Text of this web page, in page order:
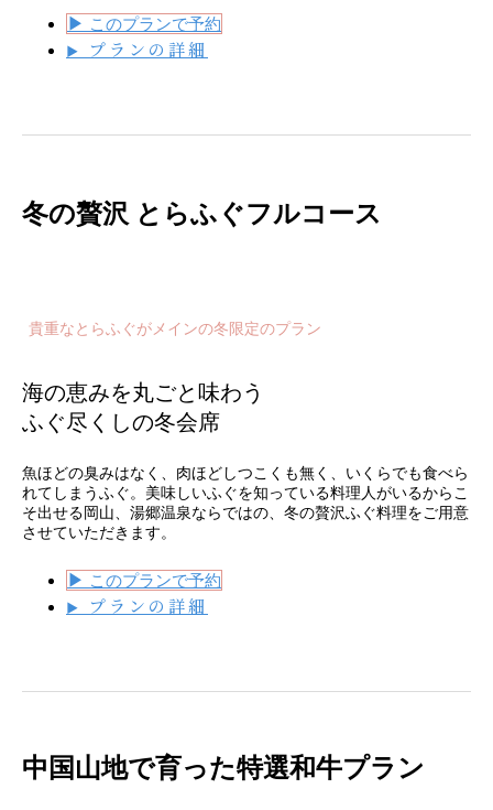
▶ このプランで予約
▶
プランの詳細
冬の贅沢 とらふぐフルコース
貴重なとらふぐがメインの冬限定のプラン
海の恵みを丸ごと味わう
ふぐ尽くしの冬会席
魚ほどの臭みはなく、肉ほどしつこくも無く、いくらでも食べら
れてしまうふぐ。美味しいふぐを知っている料理人がいるからこ
そ出せる岡山、湯郷温泉ならではの、冬の贅沢ふぐ料理をご用意
させていただきます。
▶ このプランで予約
▶
プランの詳細
中国山地で育った特選和牛プラン